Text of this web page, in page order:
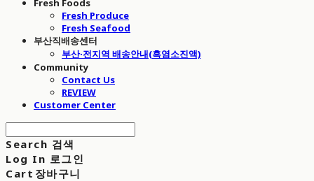
Fresh Foods
Fresh Produce
Fresh Seafood
부산직배송센터
부산·전지역 배송안내(흑염소진액)
Community
Contact Us
REVIEW
Customer Center
Search 검색
Log In 로그인
Cart 장바구니